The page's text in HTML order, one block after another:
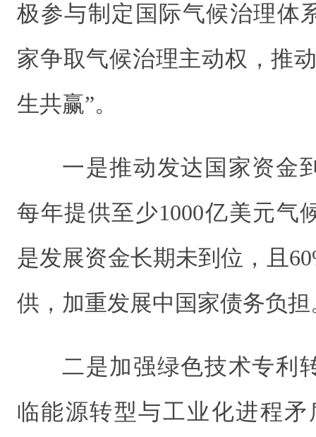
极参与制定国际气候治理体
家争取气候治理主动权，推
生共赢”。
一是推动发达国家资金
每年提供至少1000亿美元气
是发展资金长期未到位，且
供，加重发展中国家债务负担
二是加强绿色技术专利
临能源转型与工业化进程矛